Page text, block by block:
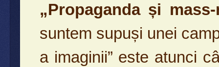
„Propaganda și mass-
suntem supuși unei
a imaginii” este atunci